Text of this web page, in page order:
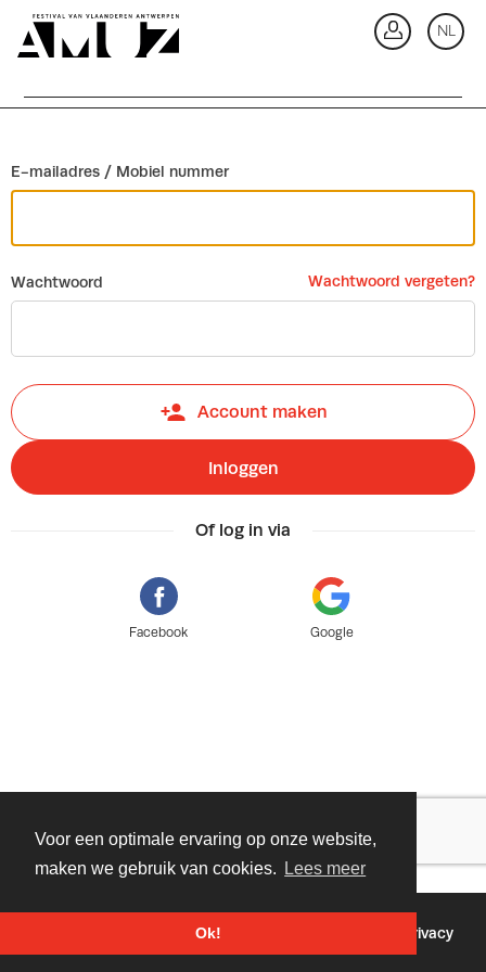
Voor een optimale ervaring op onze website,
maken we gebruik van cookies.
Lees meer
Ok!
NL
E-mailadres / Mobiel nummer
Wachtwoord Wachtwoord vergeten?
Account maken
Inloggen
Of log in via
Facebook Google
Tixly Privacy